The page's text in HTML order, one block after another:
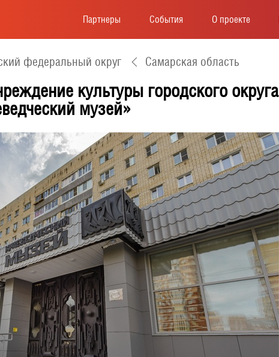
Партнеры События О проекте
федеральный округ Самарская область
культуры городского округа
музей»